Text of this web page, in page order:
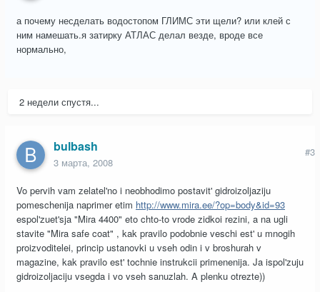
а почему несделать водостопом ГЛИМС эти щели? или клей с
ним намешать.я затирку АТЛАС делал везде, вроде все
нормально,
2 недели спустя...
bulbash
3 марта, 2008
#3
Vo pervih vam zelatel'no i neobhodimo postavit' gidroizoljaziju
pomeschenija naprimer etim http://www.mira.ee/?op=body&id=93
espol'zuet'sja "Mira 4400" eto chto-to vrode zidkoi rezini, a na ugli
stavite "Mira safe coat" , kak pravilo podobnie veschi est' u mnogih
proizvoditelei, princip ustanovki u vseh odin i v broshurah v
magazine, kak pravilo est' tochnie instrukcii primenenija. Ja ispol'zuju
gidroizoljaciju vsegda i vo vseh sanuzlah. A plenku otrezte))